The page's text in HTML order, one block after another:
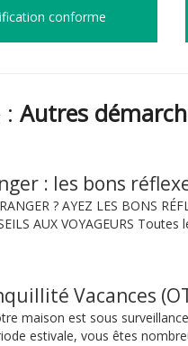
conforme
Autres
: les bons
? AYEZ LES BONS
AUX VOYAGEURS
Vacances
maison est sous
estivale, vous êtes